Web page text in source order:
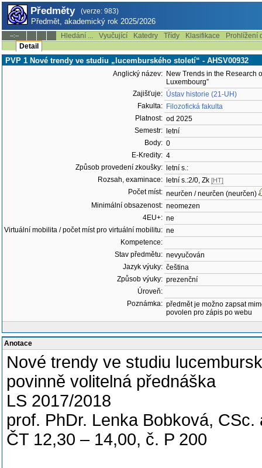
Předměty (verze: 983)
Předmět, akademický rok 2025/2026
--:-- Hledání ... Vyučující Katedry Třídy Klasifikace
Prohlížení
Detail
PVP 1 Nové trendy ve studiu „lucemburského století“ - AHSV00932
Anglický název: New Trends in the Research
Luxembourg”
Zajišťuje: Ústav historie (21-UH)
Fakulta: Filozofická fakulta
Platnost: od 2025
Semestr:
letní
Body: 0
E-Kredity: 4
Způsob provedení zkoušky:
letní s.:
Rozsah, examinace:
letní s.:2/0, Zk [HT]
Počet míst: neurčen / neurčen (neurčen)
Minimální obsazenost: neomezen
4EU+: ne
Virtuální mobilita / počet míst pro virtuální mobilitu: ne
Kompetence:
Stav předmětu: nevyučován
Jazyk výuky: čeština
Způsob výuky: prezenční
Úroveň:
Poznámka: předmět je možno zapsat
povolen pro zápis po webu
Anotace
Nové trendy ve studiu
povinně volitelná přednáška
LS 2017/2018
prof. PhDr. Lenka Bobková, CSc.
ČT 12,30 – 14,00, č. P 200